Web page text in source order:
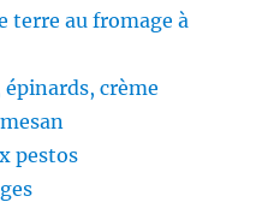
terre au fromage à
crème
pestos